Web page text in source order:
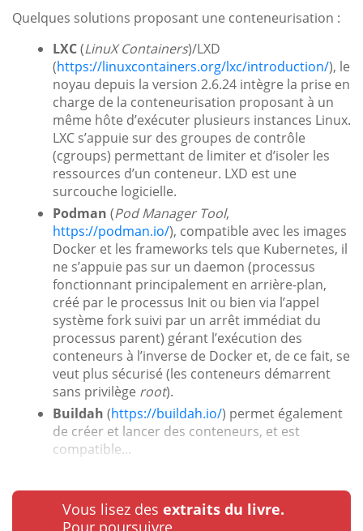
Quelques solutions proposant une conteneurisation :
LXC(LinuX Containers)/LXD
(https://linuxcontainers.org/lxc/introduction/), le
noyau depuis la version 2.6.24 intègre la prise en
charge de la conteneurisation proposant à un
même hôte d’exécuter plusieurs instances Linux.
LXC s’appuie sur des groupes de contrôle
(cgroups) permettant de limiter et d’isoler les
ressources d’un conteneur. LXD est une
surcouche logicielle.
Podman (Pod Manager Tool,
https://podman.io/), compatible avec les images
Docker et les frameworks tels que Kubernetes, il
ne s’appuie pas sur un daemon (processus
fonctionnant principalement en arrière-plan,
créé par le processus Init ou bien via l’appel
système fork suivi par un arrêt immédiat du
processus parent) gérant l’exécution des
conteneurs à l’inverse de Docker et, de ce fait, se
veut plus sécurisé (les conteneurs démarrent
sans privilège root).
Buildah (https://buildah.io/) permet également
de créer et lancer des conteneurs, et est
compatible...
Vous lisez des extraits du livre.
Pour poursuivre…